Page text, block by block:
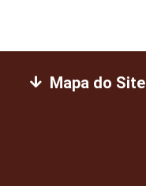
Mapa do Site